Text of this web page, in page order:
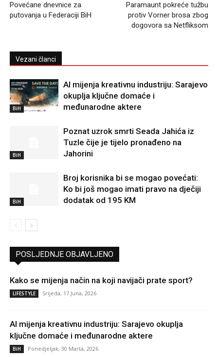
Povećane dnevnice za
putovanja u Federaciji BiH
Paramaunt pokreće tužbu
protiv Vorner brosa zbog
dogovora sa Netfliksom
Vezani članci
BiH
AI mijenja kreativnu industriju: Sarajevo
okuplja ključne domaće i
međunarodne aktere
BiH
Poznat uzrok smrti Seada Jahića iz
Tuzle čije je tijelo pronađeno na
Jahorini
BiH
Broj korisnika bi se mogao povećati:
Ko bi još mogao imati pravo na dječiji
dodatak od 195 KM
POSLJEDNJE OBJAVLJENO
Kako se mijenja način na koji navijači prate sport?
LIFESTYLE Srijeda, 17 Juna, 2026
AI mijenja kreativnu industriju: Sarajevo okuplja
ključne domaće i međunarodne aktere
BiH Ponedjeljak, 30 Marta, 2026